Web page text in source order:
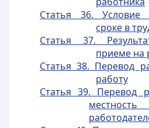
Статья 36. Условие
сроке в
Статья 37.
приеме на
Статья 38. Перевод
работу
Статья 39. Перевод